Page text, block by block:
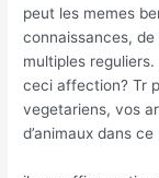
peut les memes
connaissances,
multiples
ceci affection? Tr
vegetariens, vos
d’animaux dans